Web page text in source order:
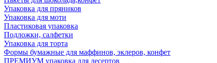
Упаковка для пряников
Упаковка для моти
Пластиковая упаковка
Подложки, салфетки
Упаковка для торта
Формы бумажные для маффинов, эклеров, конфет
ПРЕМИУМ упаковка для десертов